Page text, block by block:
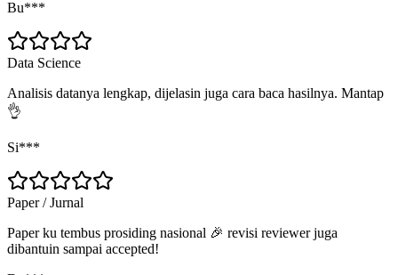
Bu***
Data Science
Analisis datanya lengkap, dijelasin juga cara baca hasilnya. Mantap
👌
Si***
Paper / Jurnal
Paper ku tembus prosiding nasional 🎉 revisi reviewer juga
dibantuin sampai accepted!